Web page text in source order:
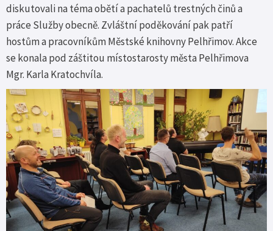
diskutovali na téma obětí a pachatelů trestných činů a
práce Služby obecně. Zvláštní poděkování pak patří
hostům a pracovníkům Městské knihovny Pelhřimov. Akce
se konala pod záštitou místostarosty města Pelhřimova
Mgr. Karla Kratochvíla.